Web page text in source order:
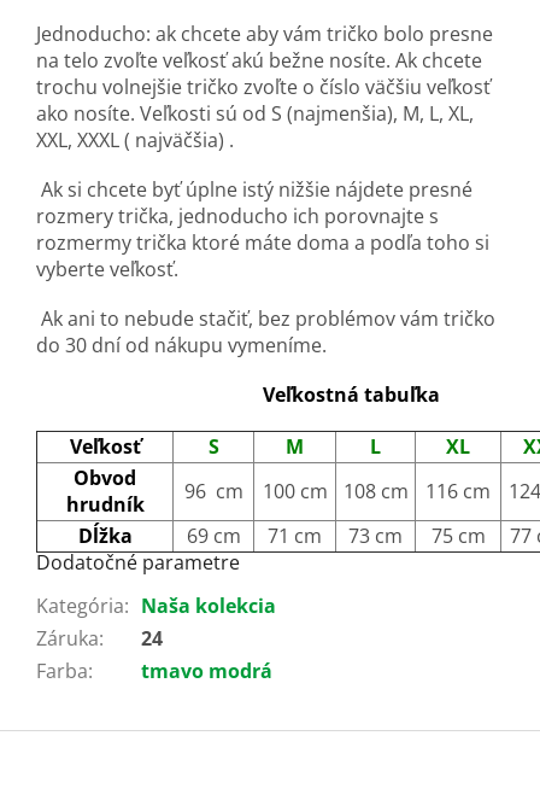
Jednoducho: ak chcete aby vám tričko bolo presne
na telo zvoľte veľkosť akú bežne nosíte. Ak chcete
trochu volnejšie tričko zvoľte o číslo väčšiu veľkosť
ako nosíte. Veľkosti sú od S (najmenšia), M, L, XL,
XXL, XXXL ( najväčšia) .
Ak si chcete byť úplne istý nižšie nájdete presné
rozmery trička, jednoducho ich porovnajte s
rozmermy trička ktoré máte doma a podľa toho si
vyberte veľkosť.
Ak ani to nebude stačiť, bez problémov vám tričko
do 30 dní od nákupu vymeníme.
Veľkostná tabuľka
Veľkosť
S M L XL
Obvod
hrudník
96 cm 100 cm 108 cm 116 cm
Dĺžka
69 cm 71 cm 73 cm 75 cm
77
Dodatočné parametre
Kategória: Naša kolekcia
Záruka:
24
Farba: tmavo modrá
Z